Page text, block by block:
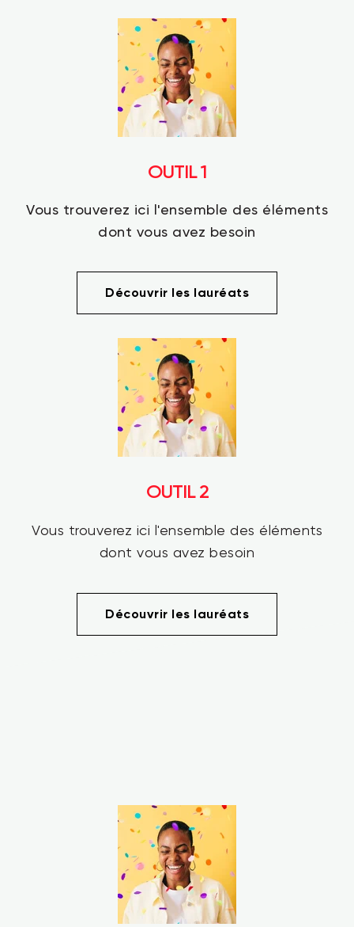
OUTIL 1
Vous trouverez ici l'ensemble des éléments
dont vous avez besoin
Découvrir les lauréats
OUTIL 2
Vous trouverez ici l'ensemble des éléments
dont vous avez besoin
Découvrir les lauréats